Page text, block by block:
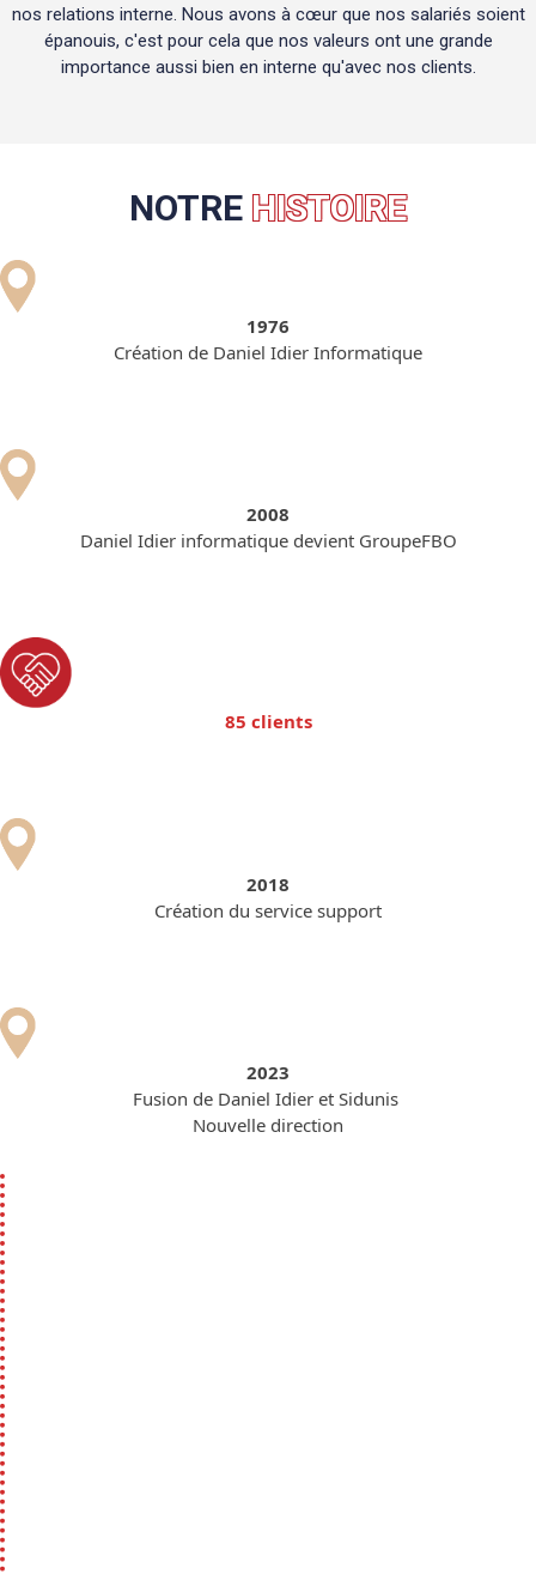
nos relations interne. Nous avons à cœur que nos salariés soient
épanouis, c'est pour cela que nos valeurs ont une grande
importance aussi bien en interne qu'avec nos clients.
NOTRE HISTOIRE
1976
Création de Daniel Idier Informatique
2008
Daniel Idier informatique devient GroupeFBO
85 clients
2018
Création du service support
2023
Fusion de Daniel Idier et Sidunis
Nouvelle direction